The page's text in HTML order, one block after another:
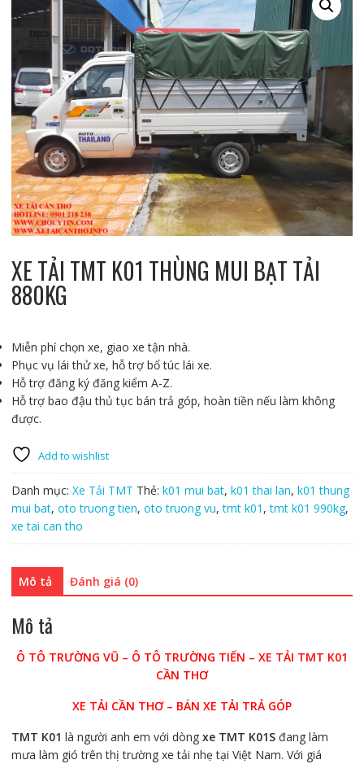
XE TẢI TMT K01 THÙNG MUI BẠT TẢI
880KG
Miễn phí chọn xe, giao xe tận nhà.
Phục vụ lái thử xe, hỗ trợ bổ túc lái xe.
Hỗ trợ đăng ký đăng kiểm A-Z.
Hỗ trợ bao đậu thủ tục bán trả góp, hoàn tiền nếu làm không
được.
Add to wishlist
Danh mục: Xe Tải TMT Thẻ: k01 mui bat, k01 thai lan, k01 thung
mui bat, oto truong tien, oto truong vu,tmt k01 ,tmt k01 990kg,
xe tai can tho
Mô tả Đánh giá (0)
Mô tả
Ô TÔ TRƯỜNG VŨ – Ô TÔ TRƯỜNG TIẾN – XE TẢI TMT K01
CẦN THƠ
XE TẢI CẦN THƠ – BÁN XE TẢI TRẢ GÓP
TMT K01 là người anh em với dòng xe TMT K01Sđang làm
mưa làm gió trên thị trường xe tải nhẹ tại Việt Nam. Với giá